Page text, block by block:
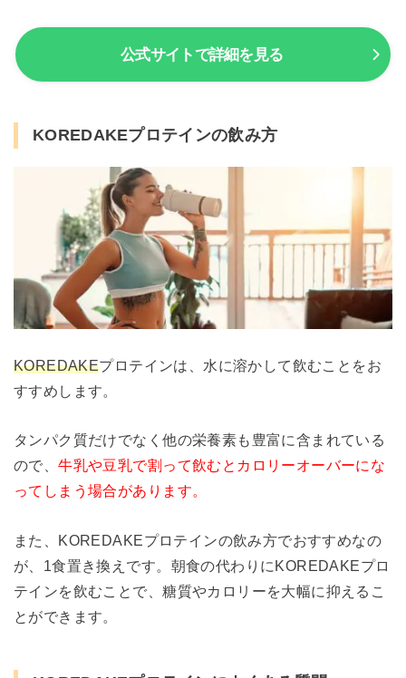
公式サイトで詳細を見る
KOREDAKEプロテインの飲み方
KOREDAKEプロテインは、水に溶かして飲むことをお
すすめします。
タンパク質だけでなく他の栄養素も豊富に含まれている
ので、牛乳や豆乳で割って飲むとカロリーオーバーにな
ってしまう場合があります。
また、KOREDAKEプロテインの飲み方でおすすめなの
が、1食置き換えです。朝食の代わりにKOREDAKEプロ
テインを飲むことで、糖質やカロリーを大幅に抑えるこ
とができます。